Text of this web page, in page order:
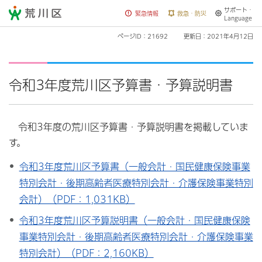
荒川区 緊急情報 救急・防災
サポート・
Language
ページID：21692 更新日：2021年4月12日
令和3年度荒川区予算書・予算説明書
令和3年度の荒川区予算書・予算説明書を掲載していま
す。
令和3年度荒川区予算書（一般会計・国民健康保険事業
特別会計・後期高齢者医療特別会計・介護保険事業特別
会計）（PDF：1,031KB）
令和3年度荒川区予算説明書（一般会計・国民健康保険
事業特別会計・後期高齢者医療特別会計・介護保険事業
特別会計）（PDF：2,160KB）